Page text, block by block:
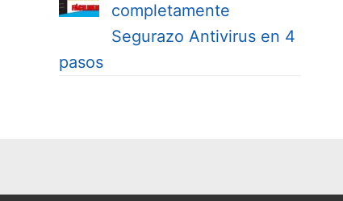
completamente
Segurazo Antivirus en 4
pasos